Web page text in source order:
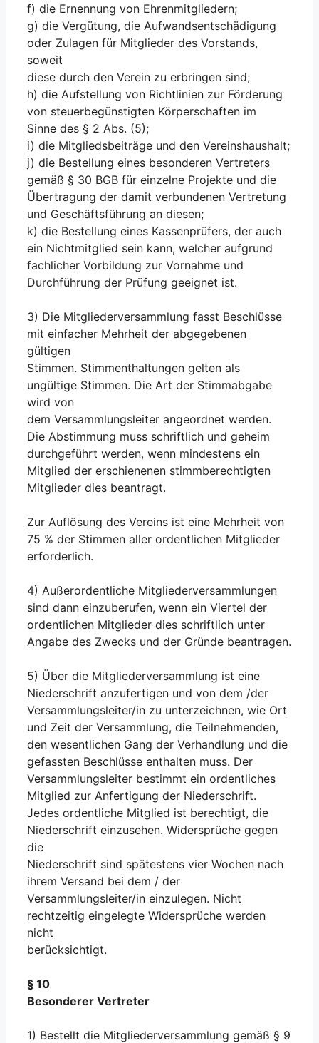
f) die Ernennung von Ehrenmitgliedern;
g) die Vergütung, die Aufwandsentschädigung
oder Zulagen für Mitglieder des Vorstands,
soweit
diese durch den Verein zu erbringen sind;
h) die Aufstellung von Richtlinien zur Förderung
von steuerbegünstigten Körperschaften im
Sinne des § 2 Abs. (5);
i) die Mitgliedsbeiträge und den Vereinshaushalt;
j) die Bestellung eines besonderen Vertreters
gemäß § 30 BGB für einzelne Projekte und die
Übertragung der damit verbundenen Vertretung
und Geschäftsführung an diesen;
k) die Bestellung eines Kassenprüfers, der auch
ein Nichtmitglied sein kann, welcher aufgrund
fachlicher Vorbildung zur Vornahme und
Durchführung der Prüfung geeignet ist.
3) Die Mitgliederversammlung fasst Beschlüsse
mit einfacher Mehrheit der abgegebenen
gültigen
Stimmen. Stimmenthaltungen gelten als
ungültige Stimmen. Die Art der Stimmabgabe
wird von
dem Versammlungsleiter angeordnet werden.
Die Abstimmung muss schriftlich und geheim
durchgeführt werden, wenn mindestens ein
Mitglied der erschienenen stimmberechtigten
Mitglieder dies beantragt.
Zur Auflösung des Vereins ist eine Mehrheit von
75 % der Stimmen aller ordentlichen Mitglieder
erforderlich.
4) Außerordentliche Mitgliederversammlungen
sind dann einzuberufen, wenn ein Viertel der
ordentlichen Mitglieder dies schriftlich unter
Angabe des Zwecks und der Gründe beantragen.
5) Über die Mitgliederversammlung ist eine
Niederschrift anzufertigen und von dem /der
Versammlungsleiter/in zu unterzeichnen, wie Ort
und Zeit der Versammlung, die Teilnehmenden,
den wesentlichen Gang der Verhandlung und die
gefassten Beschlüsse enthalten muss. Der
Versammlungsleiter bestimmt ein ordentliches
Mitglied zur Anfertigung der Niederschrift.
Jedes ordentliche Mitglied ist berechtigt, die
Niederschrift einzusehen. Widersprüche gegen
die
Niederschrift sind spätestens vier Wochen nach
ihrem Versand bei dem / der
Versammlungsleiter/in einzulegen. Nicht
rechtzeitig eingelegte Widersprüche werden
nicht
berücksichtigt.
§ 10
Besonderer Vertreter
1) Bestellt die Mitgliederversammlung gemäß § 9